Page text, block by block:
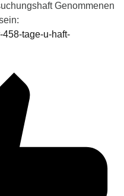
Genommenen
458-tage-u-haft-